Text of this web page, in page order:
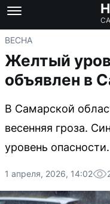
ВЕСНА
Желтый
объявлен в
В Самарской
весенняя гроза.
уровень опасности.
1 апреля, 2026, 14:02